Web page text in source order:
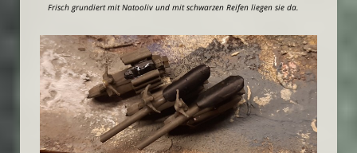
Frisch grundiert mit Natooliv und mit schwarzen Reifen liegen sie da.